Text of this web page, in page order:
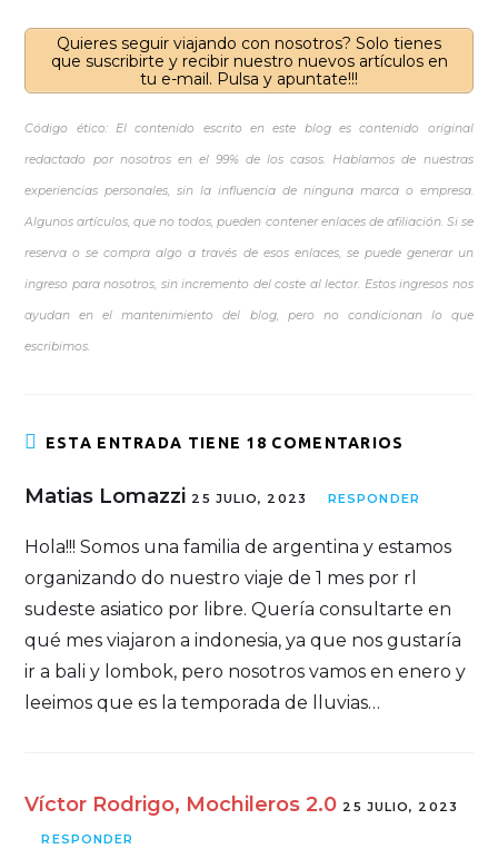
Quieres seguir viajando con nosotros? Solo tienes
que suscribirte y recibir nuestro nuevos artículos en
tu e-mail. Pulsa y apuntate!!!
Código ético: El contenido escrito en este blog es contenido original
redactado por nosotros en el 99% de los casos. Hablamos de nuestras
experiencias personales, sin la influencia de ninguna marca o empresa.
Algunos artículos, que no todos, pueden contener enlaces de afiliación. Si se
reserva o se compra algo a través de esos enlaces, se puede generar un
ingreso para nosotros, sin incremento del coste al lector. Estos ingresos nos
ayudan en el mantenimiento del blog, pero no condicionan lo que
escribimos.
ESTA ENTRADA TIENE 18 COMENTARIOS
Matias Lomazzi 25 JULIO, 2023 RESPONDER
Hola!!! Somos una familia de argentina y estamos
organizando do nuestro viaje de 1 mes por rl
sudeste asiatico por libre. Quería consultarte en
qué mes viajaron a indonesia, ya que nos gustaría
ir a bali y lombok, pero nosotros vamos en enero y
leeimos que es la temporada de lluvias…
Víctor Rodrigo, Mochileros 2.0 25 JULIO, 2023
RESPONDER